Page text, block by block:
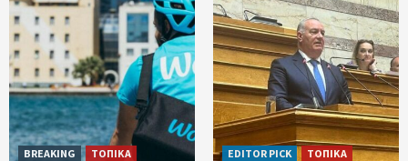
BREAKING ΤΟΠΙΚΑ EDITOR PICK ΤΟΠΙΚΑ